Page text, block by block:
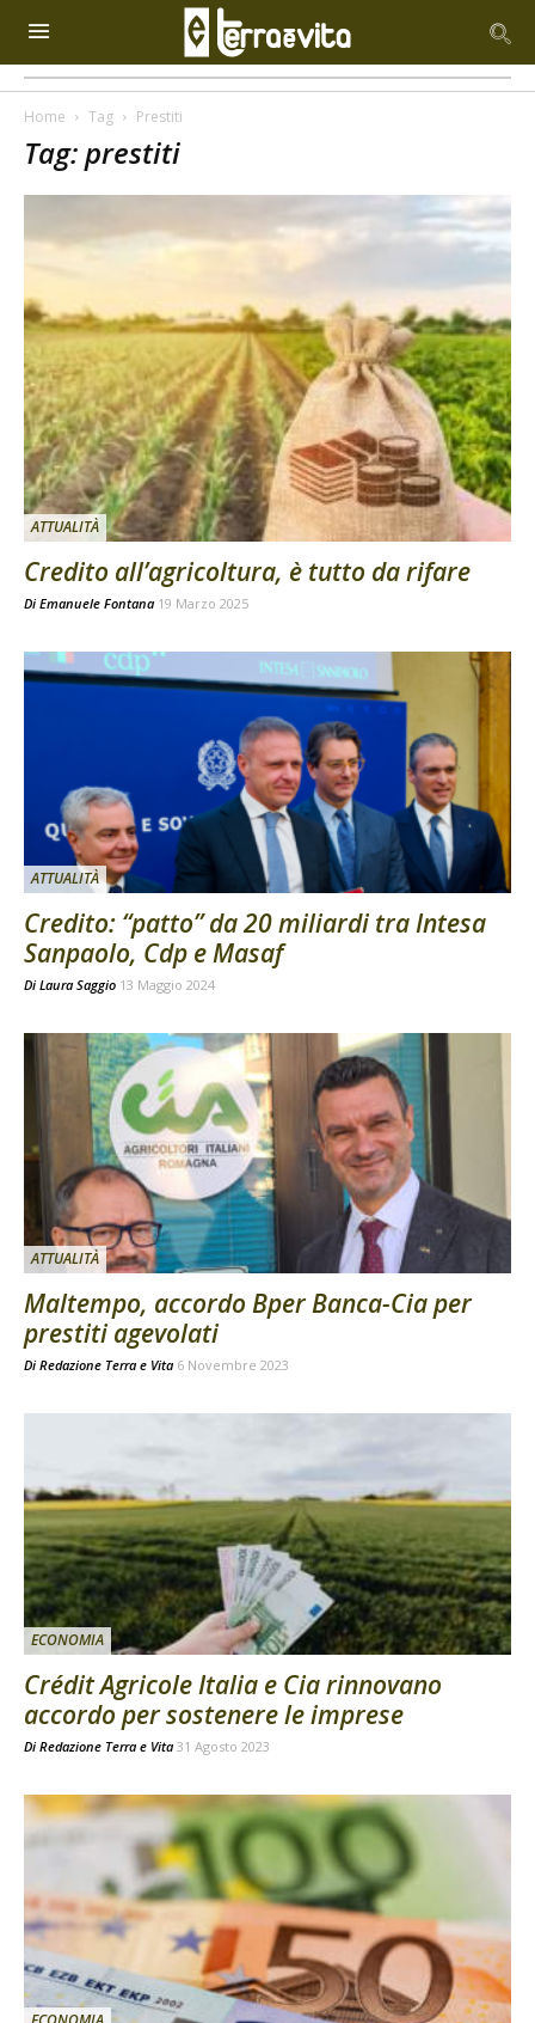
Home Tag Prestiti
Tag: prestiti
ATTUALITÀ
Credito all’agricoltura, è tutto da rifare
Di Emanuele Fontana 19 Marzo 2025
ATTUALITÀ
Credito: “patto” da 20 miliardi tra Intesa
Sanpaolo, Cdp e Masaf
Di Laura Saggio 13 Maggio 2024
ATTUALITÀ
Maltempo, accordo Bper Banca-Cia per
prestiti agevolati
Di Redazione Terra e Vita 6 Novembre 2023
ECONOMIA
Crédit Agricole Italia e Cia rinnovano
accordo per sostenere le imprese
Di Redazione Terra e Vita 31 Agosto 2023